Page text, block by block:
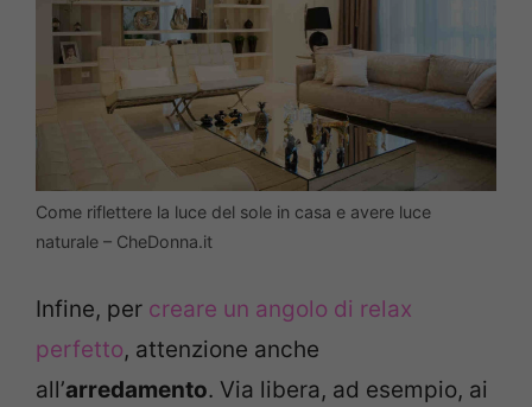
Come riflettere la luce del sole in casa e avere luce
naturale – CheDonna.it
Infine, per creare un angolo di relax
perfetto, attenzione anche
all’arredamento. Via libera, ad esempio, ai